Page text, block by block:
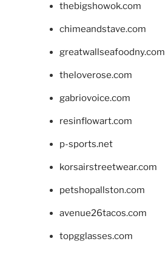
thebigshowok.com
chimeandstave.com
greatwallseafoodny.com
theloverose.com
gabriovoice.com
resinflowart.com
p-sports.net
korsairstreetwear.com
petshopallston.com
avenue26tacos.com
topgglasses.com